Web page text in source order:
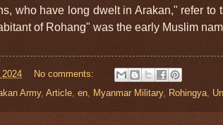
who have long dwelt in Arakan," refer
of Rohang" was the early Muslim
2024
No comments:
Army, Article, en, Myanmar Military, Rohingya,